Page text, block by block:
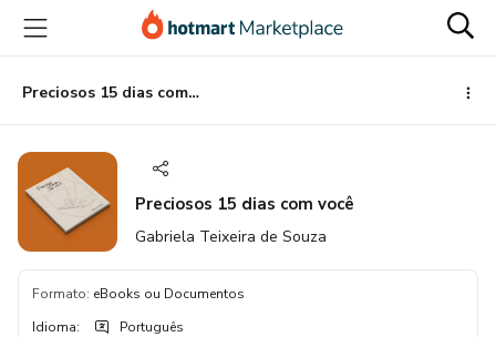
para
conteúdo
principal
para
pagamento
para
rodapé
Preciosos 15 dias com você
Preciosos 15 dias com você
Gabriela Teixeira de Souza
Formato: eBooks ou Documentos
Idioma: Português